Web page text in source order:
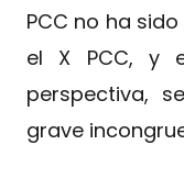
PCC no ha
el X PCC, y
perspectiva,
grave